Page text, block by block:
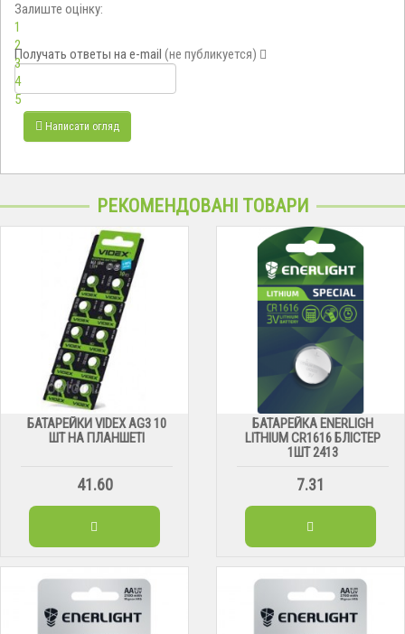
Залиште оцінку:
1
2
3
4
5
Получать ответы на e-mail (не публикуется)
Написати огляд
РЕКОМЕНДОВАНІ ТОВАРИ
БАТАРЕЙКИ VIDEX AG3 10
ШТ НА ПЛАНШЕТІ
41.60
БАТАРЕЙКА ENERLIGH
LITHIUM CR1616 БЛІСТЕР
1ШТ 2413
7.31